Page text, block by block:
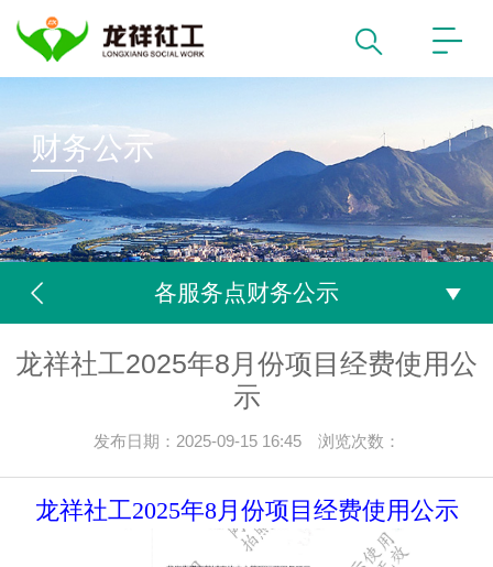
财务公示
各服务点财务公示
龙祥社工2025年8月份项目经费使用公
示
发布日期：2025-09-15 16:45 浏览次数：
龙祥社工2025年8月份项目经费使用公示